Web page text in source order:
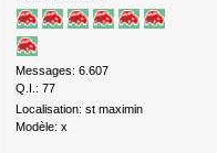
Messages: 6.607
Q.I.: 77
Localisation: st maximin
Modèle: x